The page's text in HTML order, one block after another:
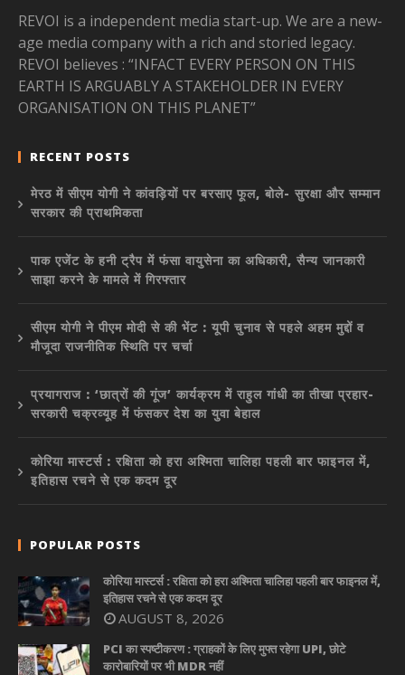
REVOI is a independent media start-up. We are a new-
age media company with a rich and storied legacy.
REVOI believes : “INFACT EVERY PERSON ON THIS
EARTH IS ARGUABLY A STAKEHOLDER IN EVERY
ORGANISATION ON THIS PLANET”
RECENT POSTS
मेरठ में सीएम योगी ने कांवड़ियों पर बरसाए फूल, बोले- सुरक्षा और सम्मान
सरकार की प्राथमिकता
पाक एजेंट के हनी ट्रैप में फंसा वायुसेना का अधिकारी, सैन्य जानकारी
साझा करने के मामले में गिरफ्तार
सीएम योगी ने पीएम मोदी से की भेंट : यूपी चुनाव से पहले अहम मुद्दों व
मौजूदा राजनीतिक स्थिति पर चर्चा
प्रयागराज : ‘छात्रों की गूंज’ कार्यक्रम में राहुल गांधी का तीखा प्रहार-
सरकारी चक्रव्यूह में फंसकर देश का युवा बेहाल
कोरिया मास्टर्स : रक्षिता को हरा अश्मिता चालिहा पहली बार फाइनल में,
इतिहास रचने से एक कदम दूर
POPULAR POSTS
कोरिया मास्टर्स : रक्षिता को हरा अश्मिता चालिहा पहली बार फाइनल में,
इतिहास रचने से एक कदम दूर
AUGUST 8, 2026
PCI का स्पष्टीकरण : ग्राहकों के लिए मुफ्त रहेगा UPI, छोटे
कारोबारियों पर भी MDR नहीं